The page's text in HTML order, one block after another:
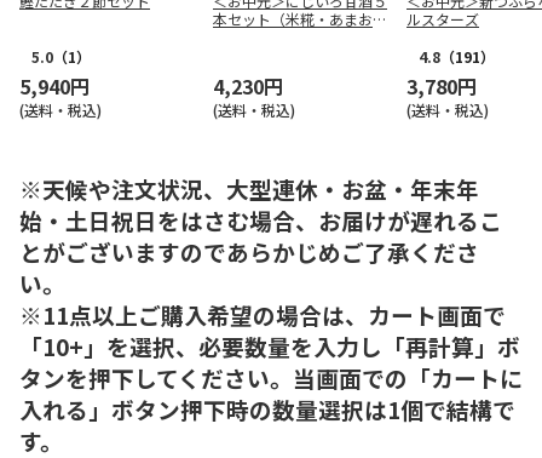
5.0 （1）
5,940円
(送料・税込)
本セット（米糀・あまお
4,230円
(送料・税込)
ルスターズ
4.8 （191）
3,780円
(送料・税込)
※天候や注文状況、大型連休・お盆・年末年
始・土日祝日をはさむ場合、お届けが遅れるこ
とがございますのであらかじめご了承くださ
い。
※11点以上ご購入希望の場合は、カート画面で
「10+」を選択、必要数量を入力し「再計算」ボ
タンを押下してください。当画面での「カートに
入れる」ボタン押下時の数量選択は1個で結構で
す。